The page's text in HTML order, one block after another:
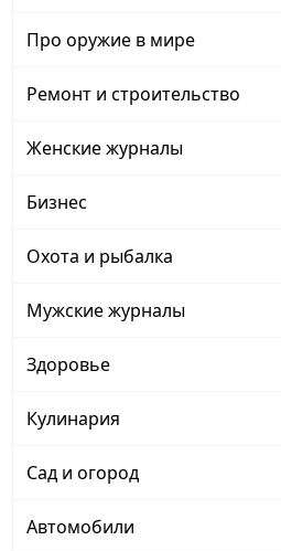
Про оружие в мире
Ремонт и строительство
Женские журналы
Бизнес
Охота и рыбалка
Мужские журналы
Здоровье
Кулинария
Сад и огород
Автомобили